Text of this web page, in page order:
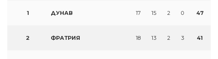
1 ДУНАВ 17 15 2 0 47
2 ФРАТРИЯ 18 13 2 3 41